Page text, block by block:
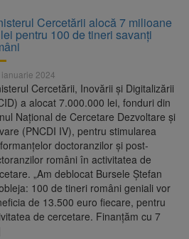
Cercetării alocă 7 milioane
pentru 100 de tineri savanţi
ianuarie 2024
Cercetării, Inovării și Digitalizării
a alocat 7.000.000 lei, fonduri din
Național de Cercetare Dezvoltare și
(PNCDI IV), pentru stimularea
doctoranzilor și post-
români în activitatea de
„Am deblocat Bursele Ștefan
100 de tineri români geniali vor
de 13.500 euro fiecare, pentru
de cercetare. Finanțăm cu 7